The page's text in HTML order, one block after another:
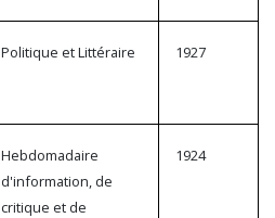
Politique et Littéraire 1927
Hebdomadaire
d'information, de
critique et de
1924